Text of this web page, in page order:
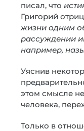
писал, что
Григорий
жизни одним
рассуждении
например,
Уяснив
этом смысле
человека,
Только в